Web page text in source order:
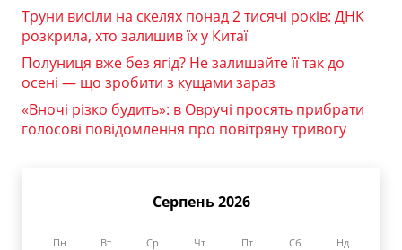
Труни висіли на скелях понад 2 тисячі років: ДНК
розкрила, хто залишив їх у Китаї
Полуниця вже без ягід? Не залишайте її так до
осені — що зробити з кущами зараз
«Вночі різко будить»: в Овручі просять прибрати
голосові повідомлення про повітряну тривогу
Серпень 2026
Пн Вт Ср Чт Пт Сб Нд